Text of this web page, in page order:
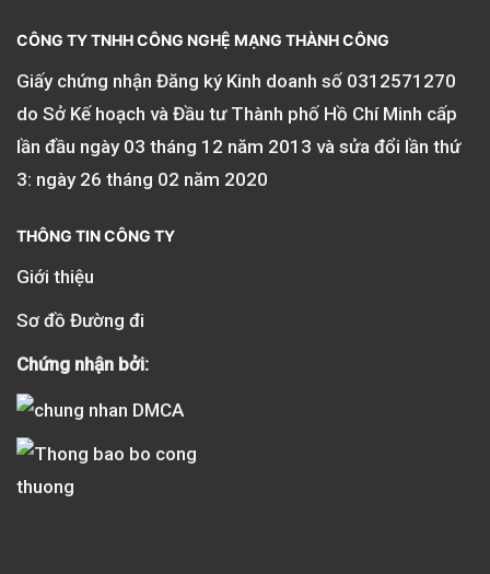
CÔNG TY TNHH CÔNG NGHỆ MẠNG THÀNH CÔNG
Giấy chứng nhận Đăng ký Kinh doanh số 0312571270
do Sở Kế hoạch và Đầu tư Thành phố Hồ Chí Minh cấp
lần đầu ngày 03 tháng 12 năm 2013 và sửa đổi lần thứ
3: ngày 26 tháng 02 năm 2020
THÔNG TIN CÔNG TY
Giới thiệu
Sơ đồ Đường đi
Chứng nhận bởi: